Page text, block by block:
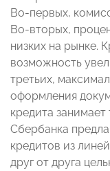
Во-первых,
Во-вторых,
низких на рынке.
возможность
третьих,
оформления
кредита
Сбербанка
кредитов из
друг от друга